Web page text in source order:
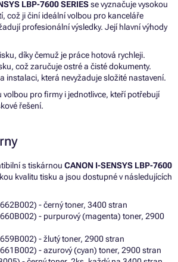
LBP-7600 SERIESse vyznačuje vysokou
což ji činí ideální volbou pro kanceláře
profesionální výsledky. Její hlavní výhody
díky čemuž je práce hotová rychleji.
což zaručuje ostré a čisté dokumenty.
instalaci, která nevyžaduje složité nastavení.
volbou pro firmy i jednotlivce, kteří potřebují
řešení.
s tiskárnou CANON I-SENSYS LBP-7600
kvalitu tisku a jsou dostupné v následujících
- černý toner, 3400 stran
- purpurový (magenta) toner, 2900
- žlutý toner, 2900 stran
- azurový (cyan) toner, 2900 stran